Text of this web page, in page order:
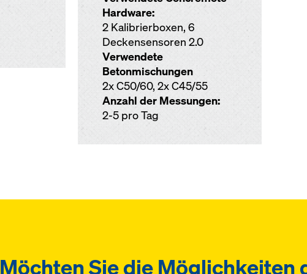
Hardware:
2 Kalibrierboxen, 6
Deckensensoren 2.0
Verwendete
Betonmischungen
2x C50/60, 2x C45/55
Anzahl der Messungen:
2-5 pro Tag
Möchten Sie die Möglichkeiten